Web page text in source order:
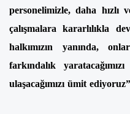
personelimizle, daha
çalışmalara kararlılıkla
halkımızın yanında,
farkındalık
ulaşacağımızı ümit ediyoruz”